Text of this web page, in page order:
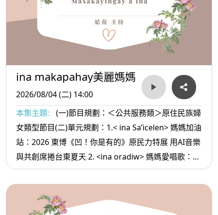
ina makapahay美麗媽媽
2026/08/04 (二) 14:00
本集主題:
(一)節目規劃：＜公共服務類＞原住民族婦
女類型節目(二)單元規劃：1.< ina Sa’icelen> 媽媽加油
站：2026 東博《凹！你是有的》原民力特展 用AI音樂
與共創席捲台東夏天 2. <ina oradiw> 媽媽愛唱歌：你
是誰的孩子+聚會歌 3.< ina Masa’sa >媽媽放輕鬆:夫
妻之間對話很重要